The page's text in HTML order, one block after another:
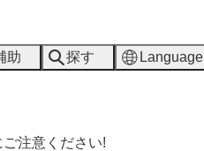
助 探す Language
注意ください!